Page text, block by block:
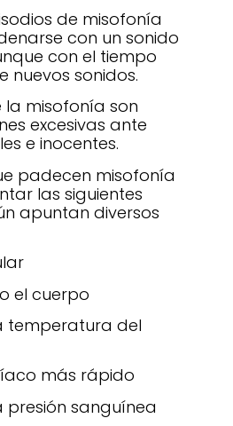
de misofonía
con un sonido
con el tiempo
nuevos sonidos.
la misofonía son
excesivas ante
e inocentes.
padecen misofonía
las siguientes
apuntan diversos
el cuerpo
temperatura del
más rápido
presión sanguínea